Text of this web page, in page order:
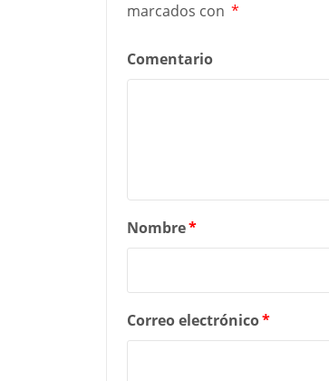
marcados con *
Comentario
Nombre*
Correo electrónico*